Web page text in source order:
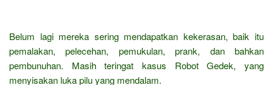
Belum lagi mereka sering mendapatkan kekerasan, baik itu
pemalakan, pelecehan, pemukulan, prank, dan bahkan
pembunuhan. Masih teringat kasus Robot Gedek, yang
menyisakan luka pilu yang mendalam.